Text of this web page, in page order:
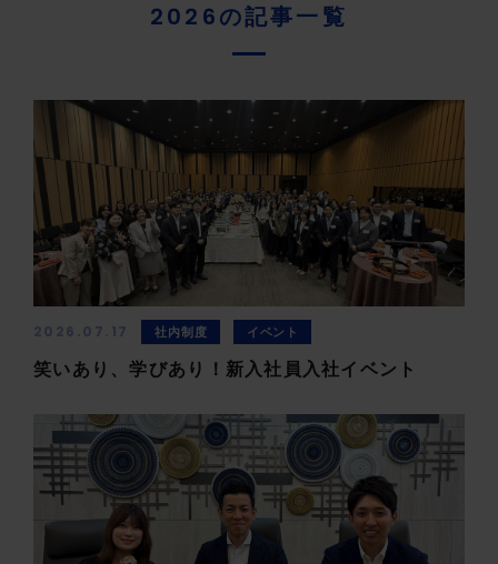
2026の記事一覧
2026.07.17 社内制度 イベント
笑いあり、学びあり！新入社員入社イベント